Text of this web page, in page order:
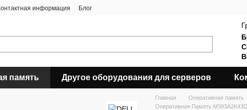
информация Блог
память Другое оборудования для серверов
Главная Оперативная память
Оперативная Память